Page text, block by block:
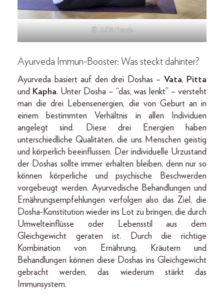
© JUFA Hotels
Ayurveda Immun-Booster: Was steckt dahinter?
Ayurveda basiert auf den drei Doshas – Vata, Pitta
und Kapha. Unter Dosha – “das, was lenkt” – versteht
man die drei Lebensenergien, die von Geburt an in
einem bestimmten Verhältnis in allen Individuen
angelegt sind. Diese drei Energien haben
unterschiedliche Qualitäten, die uns Menschen geistig
und körperlich beeinflussen. Der individuelle Urzustand
der Doshas sollte immer erhalten bleiben, denn nur so
können körperliche und psychische Beschwerden
vorgebeugt werden. Ayurvedische Behandlungen und
Ernährungsempfehlungen verfolgen also das Ziel, die
Dosha-Konstitution wieder ins Lot zu bringen, die durch
Umwelteinflüsse oder Lebensstil aus dem
Gleichgewicht geraten ist. Durch die richtige
Kombination von Ernährung, Kräutern und
Behandlungen können diese Doshas ins Gleichgewicht
gebracht werden, das wiederum stärkt das
Immunsystem.